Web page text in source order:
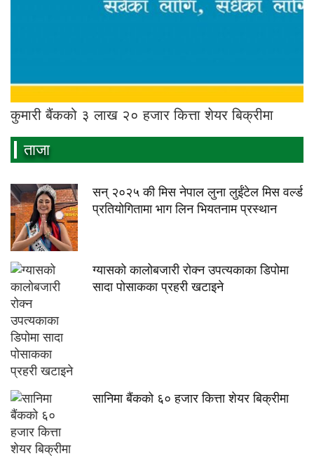
कुमारी बैंकको ३ लाख २० हजार कित्ता शेयर बिक्रीमा
ताजा
सन् २०२५ की मिस नेपाल लुना लुईंटेल मिस वर्ल्ड
प्रतियोगितामा भाग लिन भियतनाम प्रस्थान
ग्यासको कालोबजारी रोक्न उपत्यकाका डिपोमा
सादा पोसाकका प्रहरी खटाइने
सानिमा बैंकको ६० हजार कित्ता शेयर बिक्रीमा